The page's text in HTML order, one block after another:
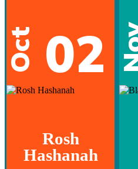
Oct 02
Rosh
Hashanah